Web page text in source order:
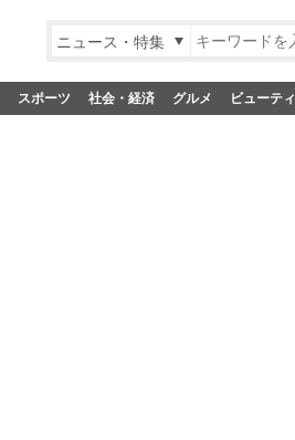
ニュース・特集
スポーツ 社会・経済 グルメ ビューティ